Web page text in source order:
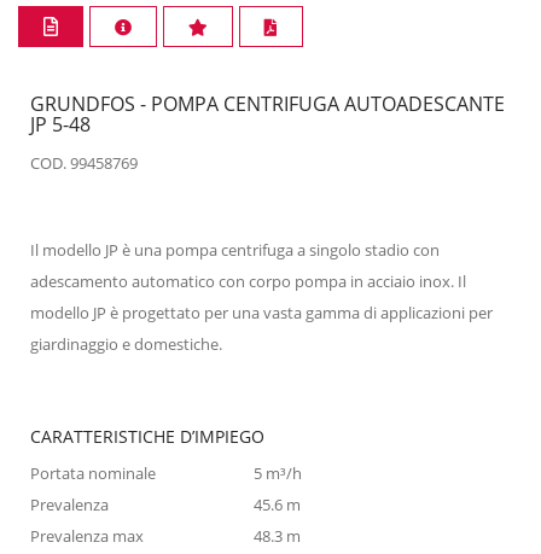
GRUNDFOS - POMPA CENTRIFUGA AUTOADESCANTE
JP 5-48
COD. 99458769
Il modello JP è una pompa centrifuga a singolo stadio con
adescamento automatico con corpo pompa in acciaio inox. Il
modello JP è progettato per una vasta gamma di applicazioni per
giardinaggio e domestiche.
CARATTERISTICHE D’IMPIEGO
Portata nominale
5 m³/h
Prevalenza
45.6 m
Prevalenza max
48.3 m